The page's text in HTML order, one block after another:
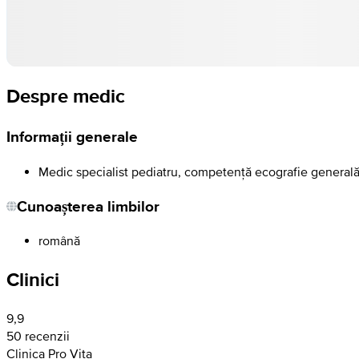
Despre medic
Informații generale
Medic specialist pediatru, competență ecografie generală
Cunoașterea limbilor
română
Clinici
9,9
50 recenzii
Clinica Pro Vita